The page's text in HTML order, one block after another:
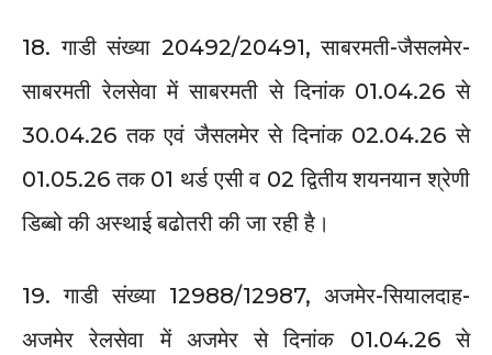
18. गाडी संख्या 20492/20491, साबरमती-जैसलमेर-
साबरमती रेलसेवा में साबरमती से दिनांक 01.04.26 से
30.04.26 तक एवं जैसलमेर से दिनांक 02.04.26 से
01.05.26 तक 01 थर्ड एसी व 02 द्वितीय शयनयान श्रेणी
डिब्बो की अस्थाई बढोतरी की जा रही है।
19. गाडी संख्या 12988/12987, अजमेर-सियालदाह-
अजमेर रेलसेवा में अजमेर से दिनांक 01.04.26 से